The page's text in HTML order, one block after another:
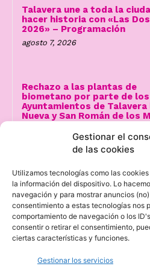
Gestionar el
de las cookies
Utilizamos tecnologías como las
la información del dispositivo. Lo
navegación y para mostrar anuncios
consentimiento a estas tecnologías nos
comportamiento de navegación o los
consentir o retirar el consentimiento,
ciertas características y funciones.
Gestionar los servicios
Talavera une a toda la
hacer historia con «Las
2026» – Programación
agosto 7, 2026
Rechazo a las plantas de
biometano por parte de los
Ayuntamientos de Talavera
Nueva y San Román de los